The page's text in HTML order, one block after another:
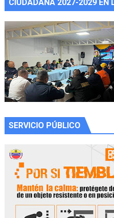
CIUDADANA 2027-2029 EN
SERVICIO PÚBLICO